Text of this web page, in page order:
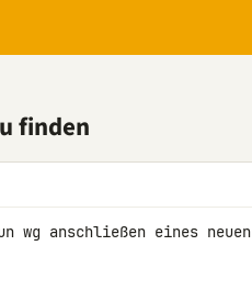
finden
wg anschließen eines neuen